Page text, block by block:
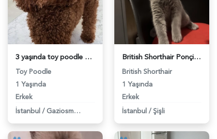
3 yaşında toy poodle oğluma eş arıyorum. - 118984652
Toy Poodle
1 Yaşında
Erkek
İstanbul / Gaziosmanpaşa
British Shorthair Ponçiğim Eş Arıyor - 118984654
British Shorthair
1 Yaşında
Erkek
İstanbul / Şişli